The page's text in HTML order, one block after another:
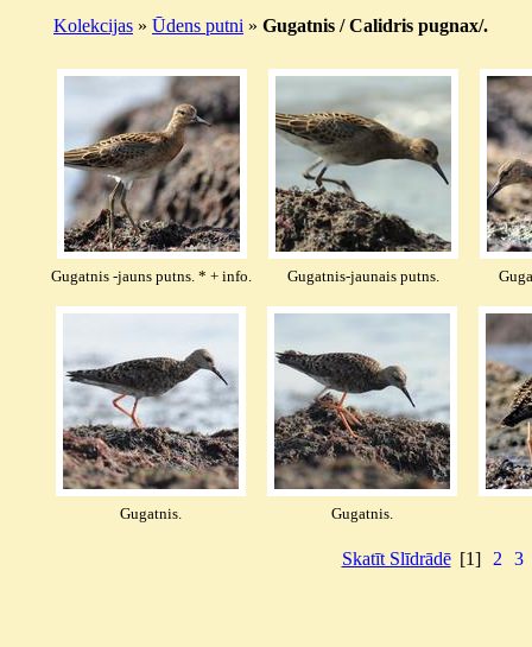
Kolekcijas » Ūdens putni » Gugatnis / Calidris pugnax/.
Gugatnis -jauns putns. * + info. Gugatnis-jaunais putns.
Gugatnis. Gugatnis.
Skatīt Slīdrādē [1] 2 3